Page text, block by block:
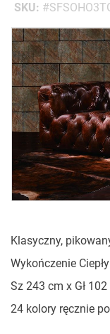
SKU
Przejdź
na
koniec
galerii
na
początek
Klasyczny,
Wykończenie
Sz 243 cm x Gł
24 kolory ręcznie